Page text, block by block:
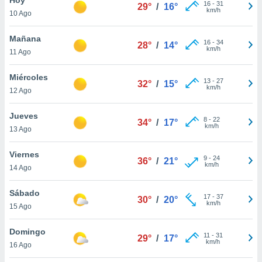
en
más
nuestra
de
cookies
aceptar
10 Ago
29° / 16° 16- 31
km/h
Mañana
11 Ago
28° / 14° 16- 34
km/h
Miércoles
12 Ago
32° / 15° 13- 27
km/h
Jueves
13 Ago
34° / 17° 8- 22
km/h
Viernes
14 Ago
36° / 21° 9- 24
km/h
Sábado
15 Ago
30° / 20° 17- 37
km/h
Domingo
16 Ago
29° / 17° 11 - 31
km/h